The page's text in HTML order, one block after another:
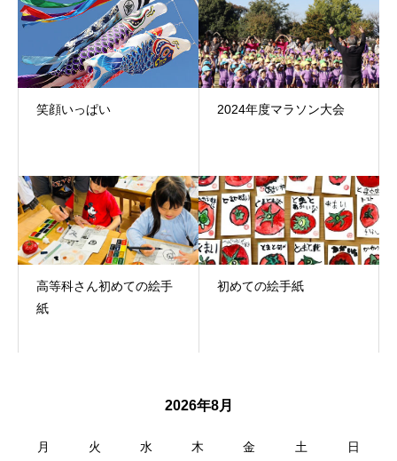
笑顔いっぱい 2024年度マラソン大会
高等科さん初めての絵手
紙
初めての絵手紙
2026年8月
月 火 水 木 金 土 日